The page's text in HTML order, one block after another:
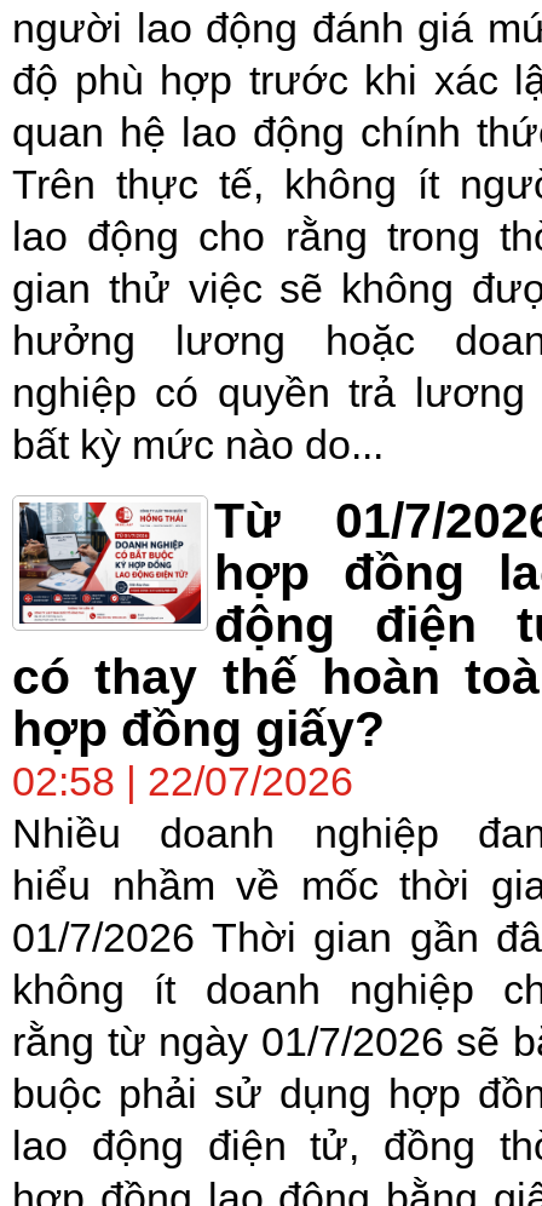
người lao động đánh giá
độ phù hợp trước khi xác
quan hệ lao động chính
Trên thực tế, không ít
lao động cho rằng trong
gian thử việc sẽ không
hưởng lương hoặc
nghiệp có quyền trả lương
bất kỳ mức nào do...
Từ 01/7/
hợp đồng
động điện
có thay thế hoàn
hợp đồng giấy?
02:58 | 22/07/2026
Nhiều doanh nghiệp
hiểu nhầm về mốc thời
01/7/2026 Thời gian gần
không ít doanh nghiệp
rằng từ ngày 01/7/2026 sẽ
buộc phải sử dụng hợp
lao động điện tử, đồng